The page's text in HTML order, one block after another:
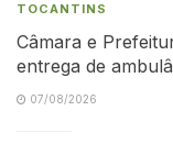
TOCANTINS
Câmara e
entrega de
07/08/2026